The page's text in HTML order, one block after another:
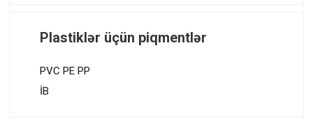
Plastiklər üçün piqmentlər
PVC PE PP
İB